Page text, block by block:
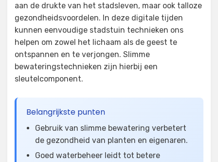
aan de drukte van het stadsleven, maar ook talloze
gezondheidsvoordelen. In deze digitale tijden
kunnen eenvoudige stadstuin technieken ons
helpen om zowel het lichaam als de geest te
ontspannen en te verjongen. Slimme
bewateringstechnieken zijn hierbij een
sleutelcomponent.
Belangrijkste punten
Gebruik van slimme bewatering verbetert
de gezondheid van planten en eigenaren.
Goed waterbeheer leidt tot betere